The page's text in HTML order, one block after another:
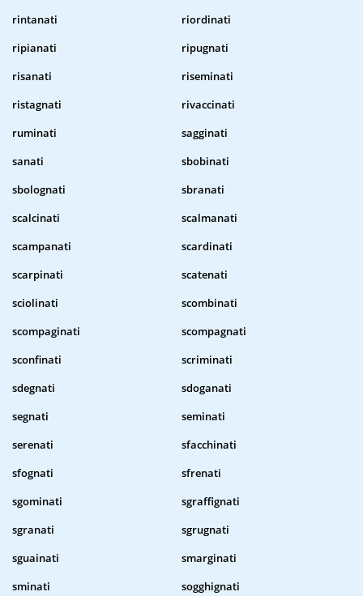
rintanati
riordinati
ripianati
ripugnati
risanati
riseminati
ristagnati
rivaccinati
ruminati
sagginati
sanati
sbobinati
sbolognati
sbranati
scalcinati
scalmanati
scampanati
scardinati
scarpinati
scatenati
sciolinati
scombinati
scompaginati
scompagnati
sconfinati
scriminati
sdegnati
sdoganati
segnati
seminati
serenati
sfacchinati
sfognati
sfrenati
sgominati
sgraffignati
sgranati
sgrugnati
sguainati
smarginati
sminati
sogghignati